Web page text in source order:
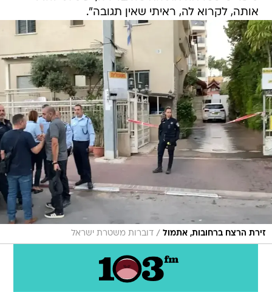
אותה, לקרוא לה, ראיתי שאין תגובה".
זירת הרצח ברחובות, אתמול / דוברות משטרת ישראל